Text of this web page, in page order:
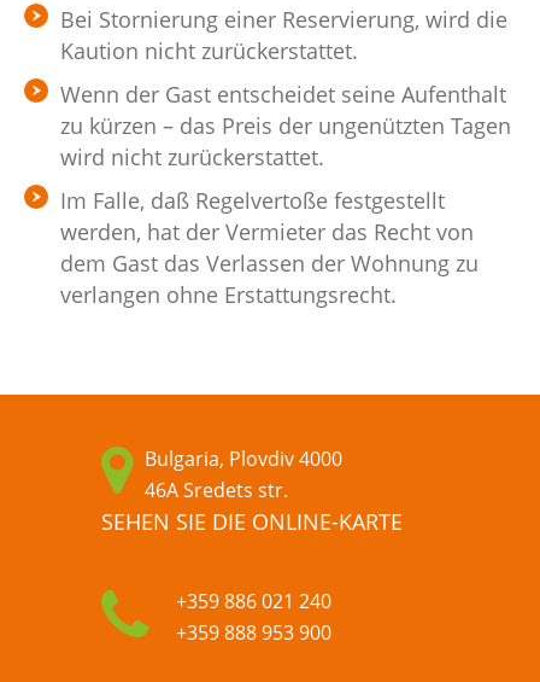
Bei Stornierung einer Reservierung, wird die
Kaution nicht zurückerstattet.
Wenn der Gast entscheidet seine Aufenthalt
zu kürzen – das Preis der ungenützten Tagen
wird nicht zurückerstattet.
Im Falle, daß Regelvertoße festgestellt
werden, hat der Vermieter das Recht von
dem Gast das Verlassen der Wohnung zu
verlangen ohne Erstattungsrecht.
Bulgaria, Plovdiv 4000
46A Sredets str.
SEHEN SIE DIE ONLINE-KARTE
+359 886 021 240
+359 888 953 900